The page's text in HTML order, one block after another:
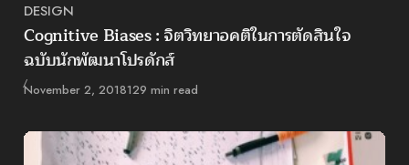
Category
DESIGN
Cognitive Biases : จิตวิทยาอคติในการตัดสินใจ
ฉบับนักพัฒนาโปรดักส์
Published
November 2, 2018129 min read